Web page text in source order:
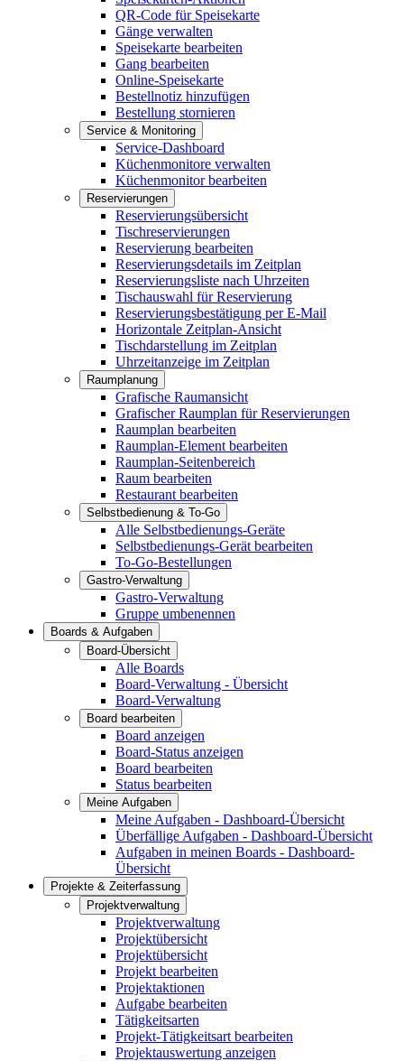
QR-Code für Speisekarte
Gänge verwalten
Speisekarte bearbeiten
Gang bearbeiten
Online-Speisekarte
Bestellnotiz hinzufügen
Bestellung stornieren
Service & Monitoring
Service-Dashboard
Küchenmonitore verwalten
Küchenmonitor bearbeiten
Reservierungen
Reservierungsübersicht
Tischreservierungen
Reservierung bearbeiten
Reservierungsdetails im Zeitplan
Reservierungsliste nach Uhrzeiten
Tischauswahl für Reservierung
Reservierungsbestätigung per E-Mail
Horizontale Zeitplan-Ansicht
Tischdarstellung im Zeitplan
Uhrzeitanzeige im Zeitplan
Raumplanung
Grafische Raumansicht
Grafischer Raumplan für Reservierungen
Raumplan bearbeiten
Raumplan-Element bearbeiten
Raumplan-Seitenbereich
Raum bearbeiten
Restaurant bearbeiten
Selbstbedienung & To-Go
Alle Selbstbedienungs-Geräte
Selbstbedienungs-Gerät bearbeiten
To-Go-Bestellungen
Gastro-Verwaltung
Gastro-Verwaltung
Gruppe umbenennen
Boards & Aufgaben
Board-Übersicht
Alle Boards
Board-Verwaltung - Übersicht
Board-Verwaltung
Board bearbeiten
Board anzeigen
Board-Status anzeigen
Board bearbeiten
Status bearbeiten
Meine Aufgaben
Meine Aufgaben - Dashboard-Übersicht
Überfällige Aufgaben - Dashboard-Übersicht
Aufgaben in meinen Boards - Dashboard-
Übersicht
Projekte & Zeiterfassung
Projektverwaltung
Projektverwaltung
Projektübersicht
Projektübersicht
Projekt bearbeiten
Projektaktionen
Aufgabe bearbeiten
Tätigkeitsarten
Projekt-Tätigkeitsart bearbeiten
Projektauswertung anzeigen